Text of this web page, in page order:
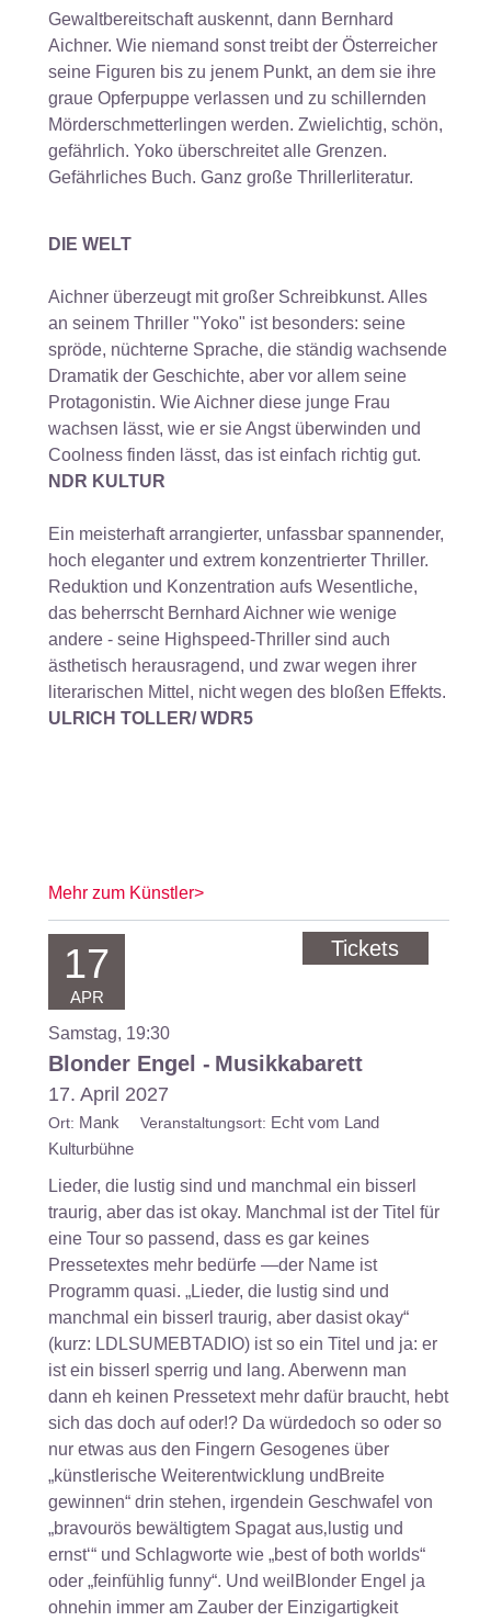
Gewaltbereitschaft auskennt, dann Bernhard
Aichner. Wie niemand sonst treibt der Österreicher
seine Figuren bis zu jenem Punkt, an dem sie ihre
graue Opferpuppe verlassen und zu schillernden
Mörderschmetterlingen werden. Zwielichtig, schön,
gefährlich. Yoko überschreitet alle Grenzen.
Gefährliches Buch. Ganz große Thrillerliteratur.
DIE WELT
Aichner überzeugt mit großer Schreibkunst. Alles
an seinem Thriller "Yoko" ist besonders: seine
spröde, nüchterne Sprache, die ständig wachsende
Dramatik der Geschichte, aber vor allem seine
Protagonistin. Wie Aichner diese junge Frau
wachsen lässt, wie er sie Angst überwinden und
Coolness finden lässt, das ist einfach richtig gut.
NDR KULTUR
Ein meisterhaft arrangierter, unfassbar spannender,
hoch eleganter und extrem konzentrierter Thriller.
Reduktion und Konzentration aufs Wesentliche,
das beherrscht Bernhard Aichner wie wenige
andere - seine Highspeed-Thriller sind auch
ästhetisch herausragend, und zwar wegen ihrer
literarischen Mittel, nicht wegen des bloßen Effekts.
ULRICH TOLLER/ WDR5
Mehr zum Künstler>
17
APR
Samstag, 19:30
Blonder Engel - Musikkabarett
17. April 2027
Ort: Mank Veranstaltungsort: Echt vom Land
Kulturbühne
Lieder, die lustig sind und manchmal ein bisserl
traurig, aber das ist okay. Manchmal ist der Titel für
eine Tour so passend, dass es gar keines
Pressetextes mehr bedürfe —der Name ist
Programm quasi. „Lieder, die lustig sind und
manchmal ein bisserl traurig, aber dasist okay“
(kurz: LDLSUMEBTADIO) ist so ein Titel und ja: er
ist ein bisserl sperrig und lang. Aberwenn man
dann eh keinen Pressetext mehr dafür braucht, hebt
sich das doch auf oder!? Da würdedoch so oder so
nur etwas aus den Fingern Gesogenes über
„künstlerische Weiterentwicklung undBreite
gewinnen“ drin stehen, irgendein Geschwafel von
„bravourös bewältigtem Spagat aus‚lustig und
ernst‘“ und Schlagworte wie „best of both worlds“
oder „feinfühlig funny“. Und weilBlonder Engel ja
ohnehin immer am Zauber der Einzigartigkeit
Tickets